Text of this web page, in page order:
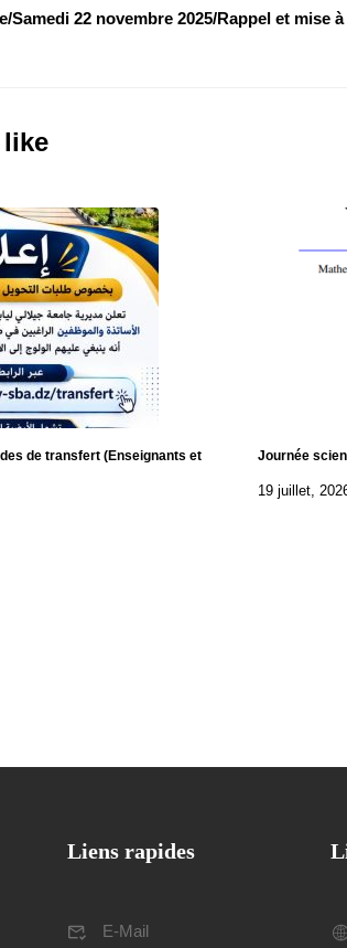
Samedi 22 novembre 2025/Rappel et mise
like
de transfert (Enseignants et
Journée
19 juillet,
Liens rapides
E-Mail